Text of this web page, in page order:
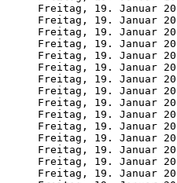
Freitag, 19. Januar
Freitag, 19. Januar
Freitag, 19. Januar
Freitag, 19. Januar
Freitag, 19. Januar
Freitag, 19. Januar
Freitag, 19. Januar
Freitag, 19. Januar
Freitag, 19. Januar
Freitag, 19. Januar
Freitag, 19. Januar
Freitag, 19. Januar
Freitag, 19. Januar
Freitag, 19. Januar
Freitag, 19. Januar